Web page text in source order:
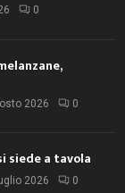
0
2026 0
siede a tavola
2026 0